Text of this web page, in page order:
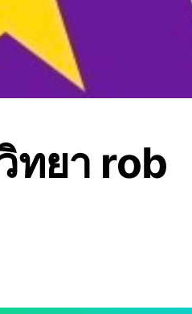
ทยา rob